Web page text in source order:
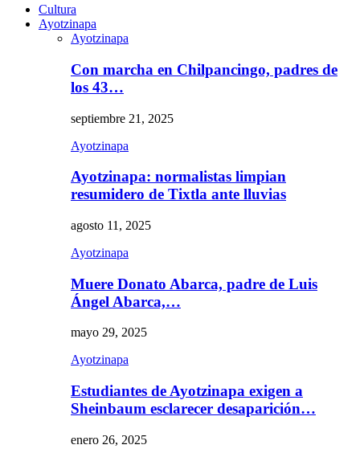
Cultura
Ayotzinapa
Ayotzinapa
Con marcha en Chilpancingo, padres de
los 43…
septiembre 21, 2025
Ayotzinapa
Ayotzinapa: normalistas limpian
resumidero de Tixtla ante lluvias
agosto 11, 2025
Ayotzinapa
Muere Donato Abarca, padre de Luis
Ángel Abarca,…
mayo 29, 2025
Ayotzinapa
Estudiantes de Ayotzinapa exigen a
Sheinbaum esclarecer desaparición…
enero 26, 2025